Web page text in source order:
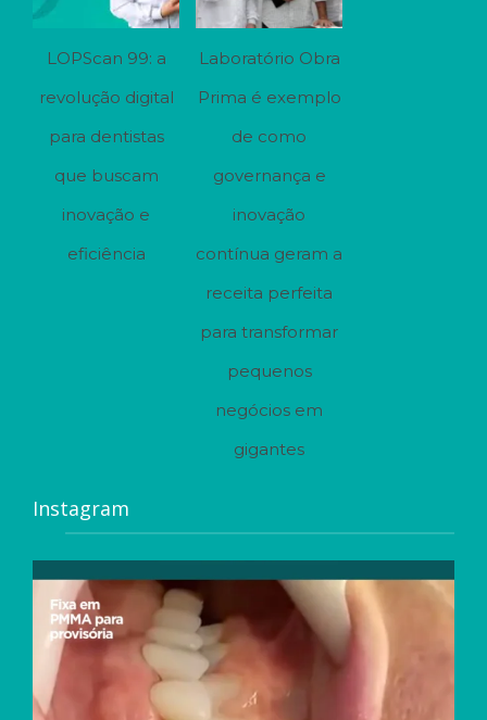
LOPScan 99: a
revolução digital
para dentistas
que buscam
inovação e
eficiência
Laboratório Obra
Prima é exemplo
de como
governança e
inovação
contínua geram a
receita perfeita
para transformar
pequenos
negócios em
gigantes
Instagram